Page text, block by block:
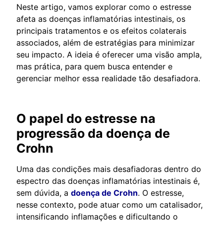
Neste artigo, vamos explorar como o estresse
afeta as doenças inflamatórias intestinais, os
principais tratamentos e os efeitos colaterais
associados, além de estratégias para minimizar
seu impacto. A ideia é oferecer uma visão ampla,
mas prática, para quem busca entender e
gerenciar melhor essa realidade tão desafiadora.
O papel do estresse na
progressão da doença de
Crohn
Uma das condições mais desafiadoras dentro do
espectro das doenças inflamatórias intestinais é,
sem dúvida, a doença de Crohn. O estresse,
nesse contexto, pode atuar como um catalisador,
intensificando inflamações e dificultando o